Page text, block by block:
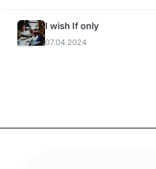
I wish If only
07.04.2024